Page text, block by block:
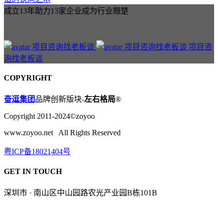
成立13年助力13家企业成为行业翘楚
项目咨
询找老板谈
COPYRIGHT
奋逗集团品牌创新版块-左右格局®
Copyright 2011-2024©zoyoo
www.zoyoo.net All Rights Reserved
粤ICP备18021404号
GET IN TOUCH
深圳市 · 南山区中山园路农光产业园B栋101B